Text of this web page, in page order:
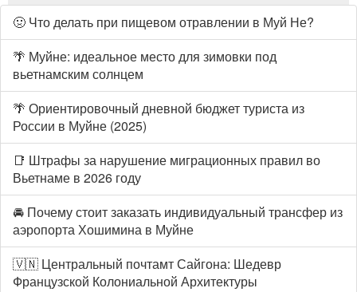
🤢 Что делать при пищевом отравлении в Муй Не?
🌴 Муйне: идеальное место для зимовки под
вьетнамским солнцем
🌴 Ориентировочный дневной бюджет туриста из
России в Муйне (2025)
📑 Штрафы за нарушение миграционных правил во
Вьетнаме в 2026 году
🚘 Почему стоит заказать индивидуальный трансфер из
аэропорта Хошимина в Муйне
🇻🇳 Центральный почтамт Сайгона: Шедевр
Французской Колониальной Архитектуры